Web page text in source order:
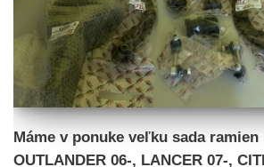
Máme v ponuke veľku sada ramien
OUTLANDER 06-, LANCER 07-,